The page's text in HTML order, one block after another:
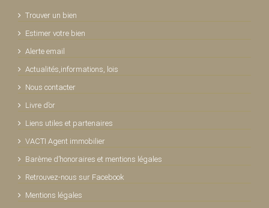
Trouver un bien
Estimer votre bien
Alerte email
Actualités,informations, lois
Nous contacter
Livre d’or
Liens utiles et partenaires
VACTI Agent immobilier
Barème d’honoraires et mentions légales
Retrouvez-nous sur Facebook
Mentions légales